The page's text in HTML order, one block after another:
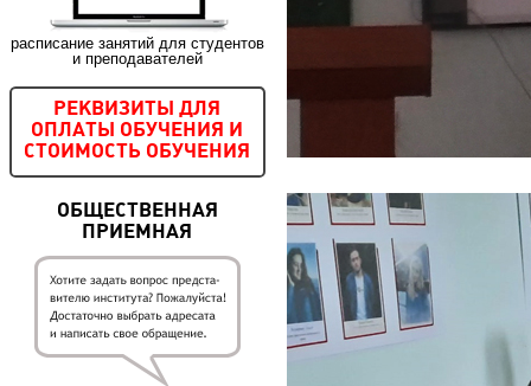
расписание занятий для студентов
и преподавателей
РЕКВИЗИТЫ ДЛЯ
ОПЛАТЫ ОБУЧЕНИЯ И
СТОИМОСТЬ ОБУЧЕНИЯ
ОБЩЕСТВЕННАЯ
ПРИЕМНАЯ